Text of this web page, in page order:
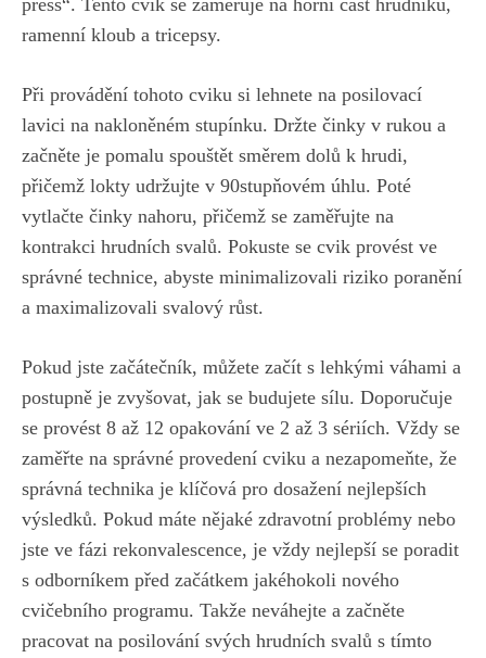
press“. Tento cvik ⁣se zaměřuje na ⁢horní část hrudníku, ​
ramenní kloub ⁣a tricepsy.
Při provádění ⁤tohoto cviku si lehnete na posilovací ​
lavici na ⁤nakloněném ‌stupínku. Držte činky v rukou ‍a
začněte je pomalu spouštět směrem⁢ dolů k hrudi,
přičemž lokty udržujte v 90stupňovém úhlu. Poté
vytlačte činky nahoru, přičemž⁢ se⁢ zaměřujte⁢ na
kontrakci hrudních svalů. Pokuste se⁢ cvik provést ve
správné technice, abyste minimalizovali riziko poranění
a maximalizovali svalový‌ růst.
Pokud jste začátečník,‌ můžete začít s lehkými váhami a
postupně je ​zvyšovat, jak se budujete sílu. Doporučuje
se provést‌ 8 až 12⁢ opakování ve 2 až 3 ‍sériích. Vždy ‌se
zaměřte na‍ správné provedení cviku a nezapomeňte, že
správná technika je‌ klíčová pro⁤ dosažení nejlepších
výsledků. Pokud máte nějaké‍ zdravotní‍ problémy⁣ nebo ​
jste⁣ ve fázi rekonvalescence, je vždy nejlepší⁢ se ‍poradit
s odborníkem před začátkem jakéhokoli nového
cvičebního programu. Takže neváhejte a začněte
pracovat na posilování svých ‍hrudních ‍svalů s tímto